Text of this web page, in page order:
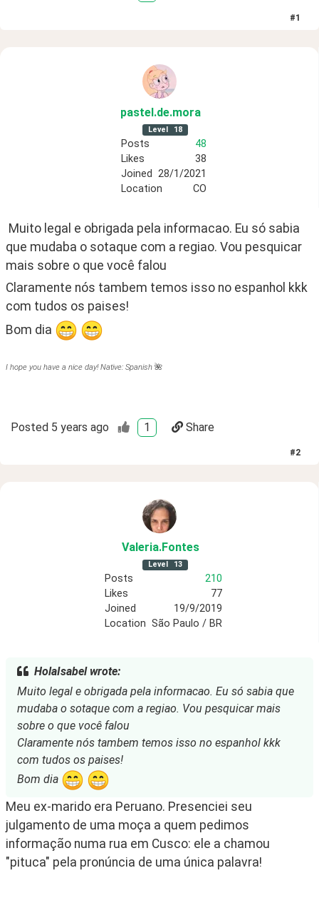
#1
pastel.de.mora
Level 18
Posts
48
Likes
38
Joined 28/1/2021
Location
CO
Muito legal e obrigada pela informacao. Eu só sabia
que mudaba o sotaque com a regiao. Vou pesquicar
mais sobre o que você falou
Claramente nós tambem temos isso no espanhol kkk
com tudos os paises!
Bom dia
I hope you have a nice day! Native: Spanish 🌺
Posted 5 years ago 1 Share
#2
Valeria.Fontes
Level 13
Posts
210
Likes
77
Joined
19/9/2019
Location São Paulo / BR
HolaIsabel wrote:
Muito legal e obrigada pela informacao. Eu só sabia que
mudaba o sotaque com a regiao. Vou pesquicar mais
sobre o que você falou
Claramente nós tambem temos isso no espanhol kkk
com tudos os paises!
Bom dia
Meu ex-marido era Peruano. Presenciei seu
julgamento de uma moça a quem pedimos
informação numa rua em Cusco: ele a chamou
"pituca" pela pronúncia de uma única palavra!